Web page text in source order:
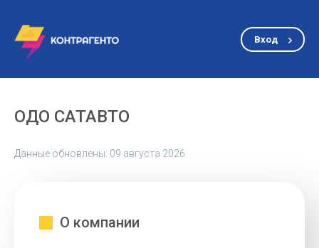
Вход
ОДО САТАВТО
Данные обновлены: 09 августа 2026
О компании